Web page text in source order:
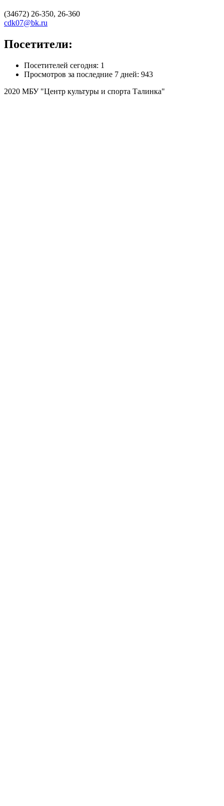
(34672) 26-350, 26-360
cdk07@bk.ru
Посетители:
Посетителей сегодня: 1
Просмотров за последние 7 дней: 943
2020 МБУ "Центр культуры и спорта Талинка"